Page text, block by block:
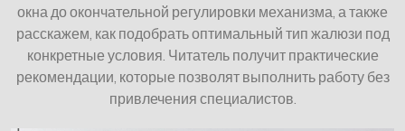
окна до окончательной регулировки механизма, а также
расскажем, как подобрать оптимальный тип жалюзи под
конкретные условия. Читатель получит практические
рекомендации, которые позволят выполнить работу без
привлечения специалистов.